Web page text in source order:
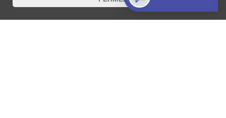
Protection des données Mentions légales
Conditions d’utilisation Contact